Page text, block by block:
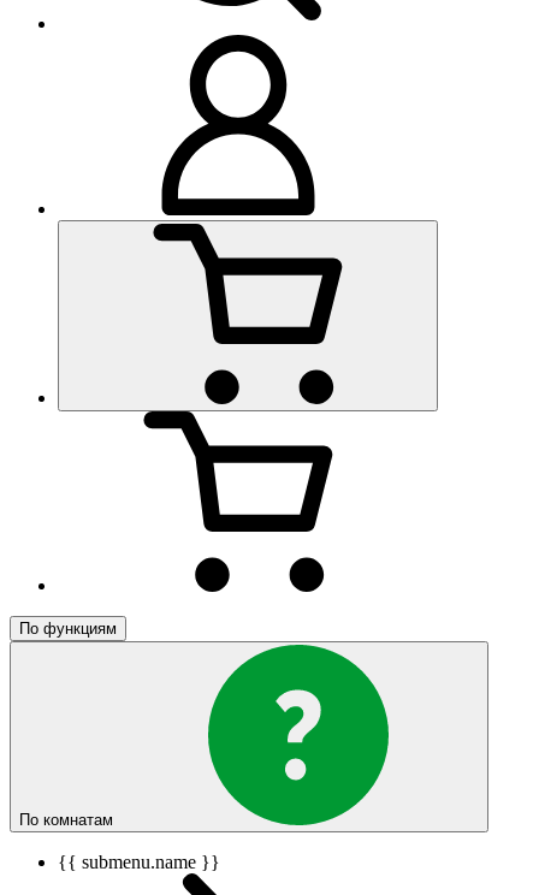
По функциям
По комнатам
{{ submenu.name }}